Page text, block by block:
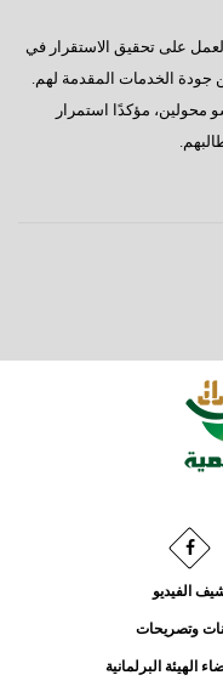
على تحقيق الاستقرار في
جودة الخدمات المقدمة لهم.
محولين، مؤكدًا استمرار
الفيديو
وتصريحات
الهيئة البرلمانية